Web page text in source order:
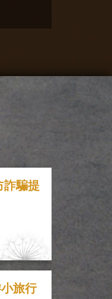
詐騙提
旅行